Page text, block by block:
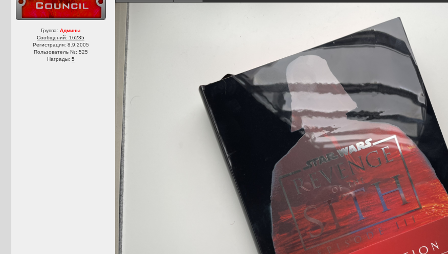
Группа: Админы
Сообщений: 16235
Регистрация: 8.9.2005
Пользователь №: 525
Награды: 5